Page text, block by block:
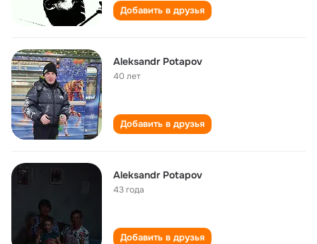
Добавить в друзья
Aleksandr Potapov
40 лет
Добавить в друзья
Aleksandr Potapov
43 года
Добавить в друзья